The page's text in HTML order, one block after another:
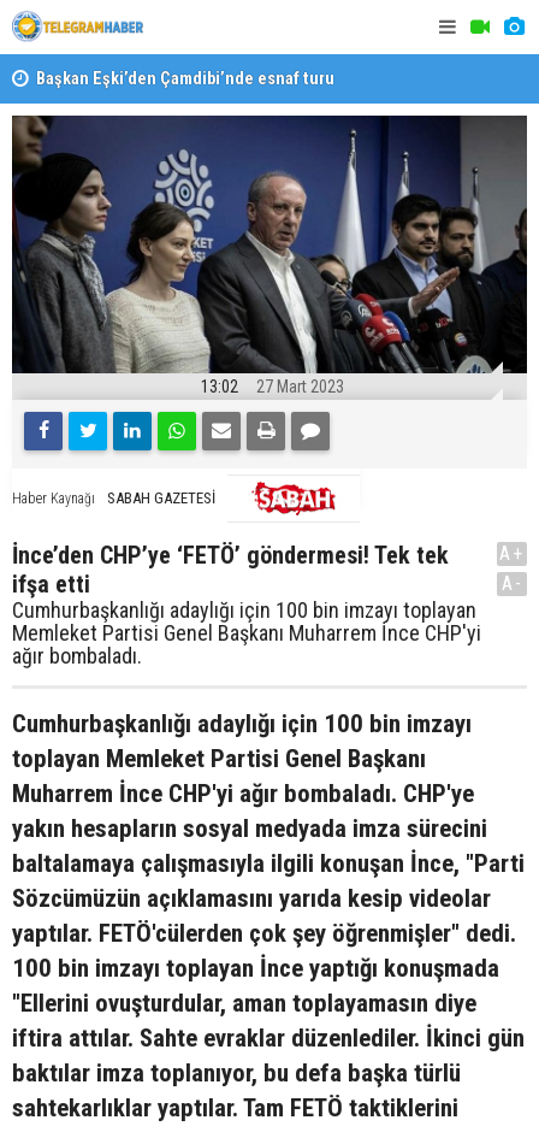
Başkan Eşki’den Çamdibi’nde esnaf turu
13:02 27 Mart 2023
Haber Kaynağı SABAH GAZETESİ
İnce’den CHP’ye ‘FETÖ’ göndermesi! Tek tek
ifşa etti
Cumhurbaşkanlığı adaylığı için 100 bin imzayı toplayan
Memleket Partisi Genel Başkanı Muharrem İnce CHP'yi
ağır bombaladı.
A+
A-
Cumhurbaşkanlığı adaylığı için 100 bin imzayı
toplayan Memleket Partisi Genel Başkanı
Muharrem İnce CHP'yi ağır bombaladı. CHP'ye
yakın hesapların sosyal medyada imza sürecini
baltalamaya çalışmasıyla ilgili konuşan İnce, "Parti
Sözcümüzün açıklamasını yarıda kesip videolar
yaptılar. FETÖ'cülerden çok şey öğrenmişler" dedi.
100 bin imzayı toplayan İnce yaptığı konuşmada
"Ellerini ovuşturdular, aman toplayamasın diye
iftira attılar. Sahte evraklar düzenlediler. İkinci gün
baktılar imza toplanıyor, bu defa başka türlü
sahtekarlıklar yaptılar. Tam FETÖ taktiklerini